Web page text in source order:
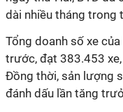
dài nhiều tháng trong
Tổng doanh số xe
trước, đạt 383.453
Đồng thời, sản lượng
đánh dấu lần tăng